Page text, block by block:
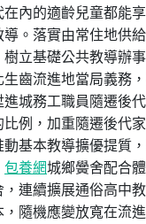
內的適齡兒童都能
。落實由常住地供
立基礎公共教導辦
齒流進地當局義務
進城務工職員隨遷後
例，加重隨遷後代
動基本教導擴優提質
包養網城鄉黌舍配合
，連續擴展通俗高中
，隨機應變放寬在流